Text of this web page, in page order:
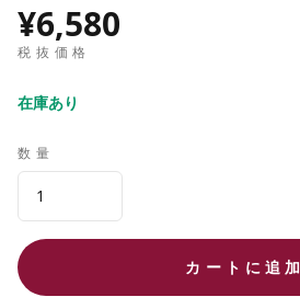
¥6,580
税抜価格
在庫あり
数量
カートに追加